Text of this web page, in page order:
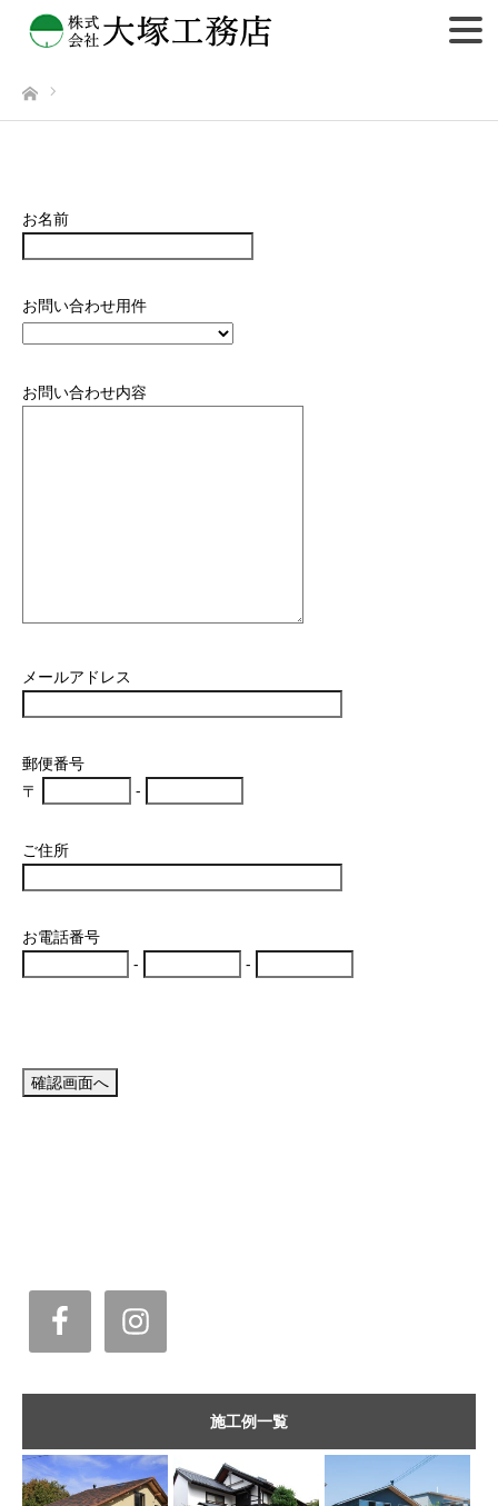
ホーム
お名前
お問い合わせ用件
お問い合わせ内容
メールアドレス
郵便番号
〒
-
ご住所
お電話番号
-
-
施工例一覧